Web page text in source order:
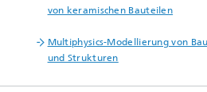
von keramischen Bauteilen
Multiphysics-Modellierung von
und Strukturen